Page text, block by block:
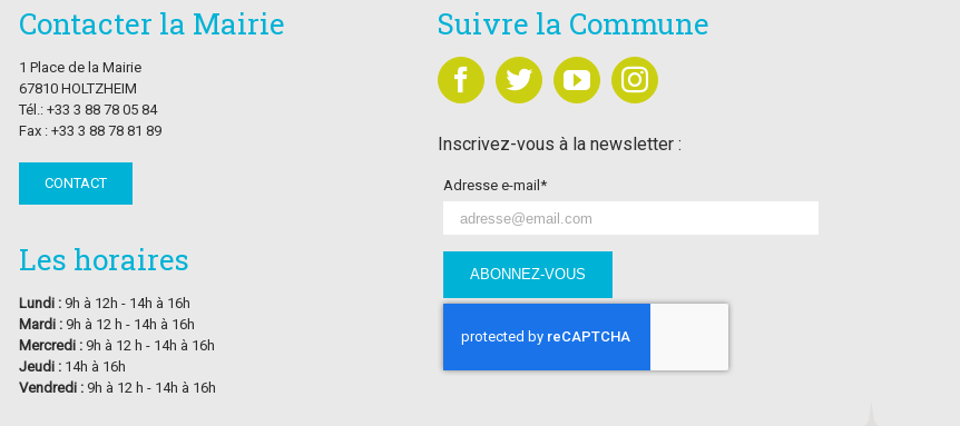
Contacter la Mairie
1 Place de la Mairie
67810 HOLTZHEIM
Tél.: +33 3 88 78 05 84
Fax : +33 3 88 78 81 89
CONTACT
Les horaires
Lundi :9h à 12h - 14h à 16h
Mardi :9h à 12 h - 14h à 16h
Mercredi :9h à 12 h - 14h à 16h
Jeudi :14h à 16h
Vendredi :9h à 12 h - 14h à 16h
Suivre la Commune
Inscrivez-vous à la newsletter :
Adresse e-mail*